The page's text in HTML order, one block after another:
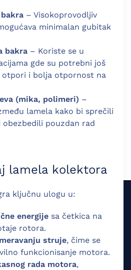
– Visokoprovodljiv
minimalan gubitak
bakra – Koriste se u
gde su potrebni još
otpori i bolja otpornost na
(mika, polimeri) –
lamela kako bi sprečili
obezbedili pouzdan rad
lamela kolektora
ključnu ulogu u:
energije sa četkica na
rotora.
struje, čime se
funkcionisanje motora.
rada motora,